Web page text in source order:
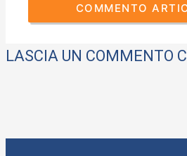
LASCIA UN COMMENTO